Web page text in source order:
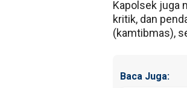
Kapolsek juga
kritik, dan
(kamtibmas),
Baca Juga: